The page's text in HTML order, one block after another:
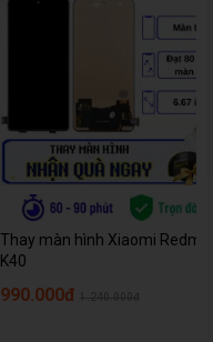
Thay màn hình Xiaomi Redmi
K40
990.000đ